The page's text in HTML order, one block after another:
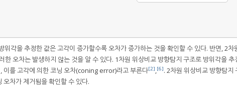
각을 추정한 값은 고각이 증가할수록 오차가 증가하는 것을 확인할 수 있다. 반면, 2차
한 오차는 발생하지 않는 것을 알 수 있다. 1차원 위상비교 방향탐지 구조로 방위각을 추
이를 고각에 의한 코닝 오차(coning error)라고 부른다[2],[6]. 2차원 위상비교 방향탐지
차가 제거됨을 확인할 수 있다.